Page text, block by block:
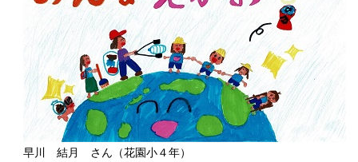
早川 結月 さん（花園小４年）